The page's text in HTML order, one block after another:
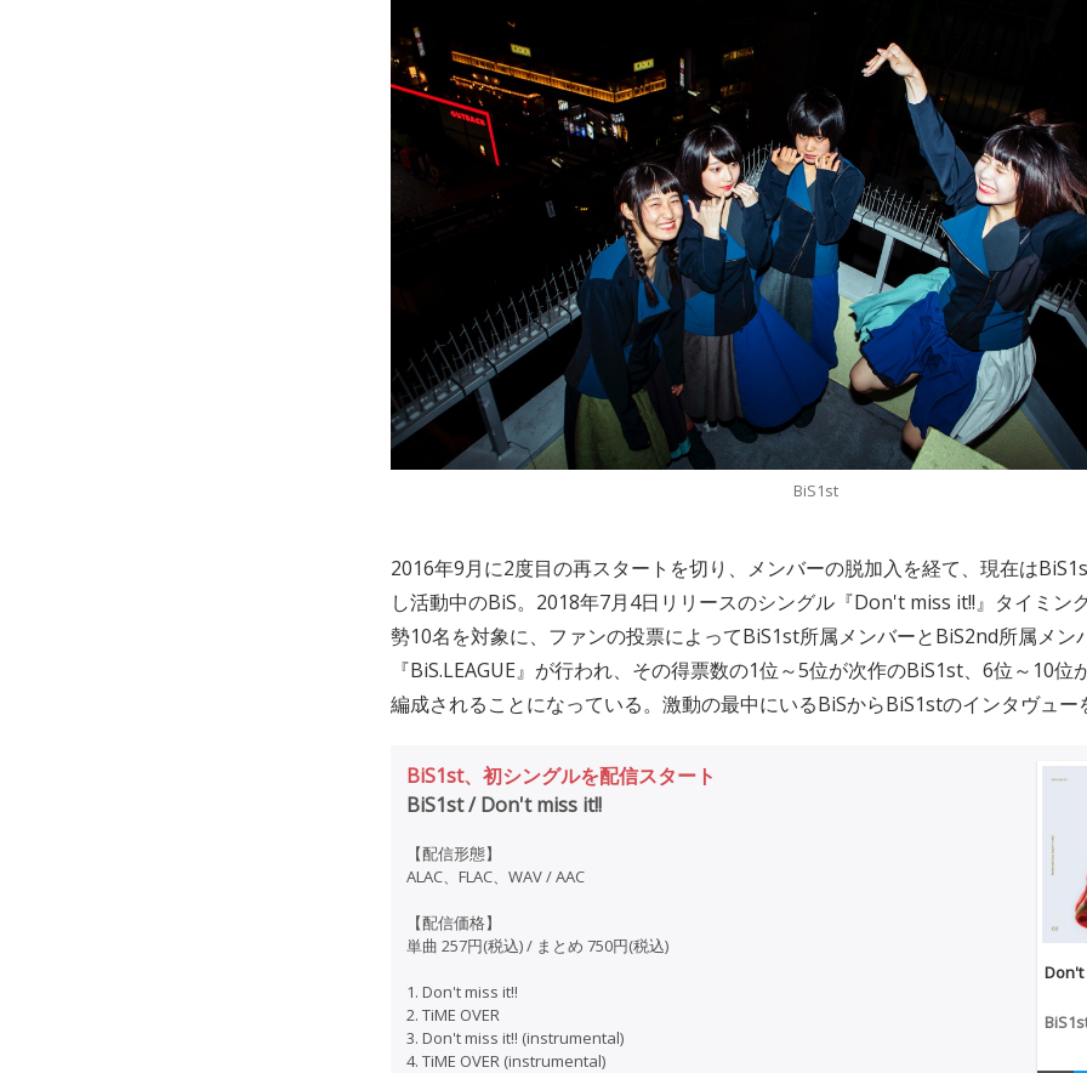
BiS1st
2016年9月に2度目の再スタートを切り、メンバーの脱加入を経て、現在は
し活動中のBiS。2018年7月4日リリースのシングル『Don't miss it!!』タイミン
勢10名を対象に、ファンの投票によってBiS1st所属メンバーとBiS2nd所属メン
『BiS.LEAGUE』が行われ、その得票数の1位～5位が次作のBiS1st、6位～10位
編成されることになっている。激動の最中にいるBiSからBiS1stのインタヴュー
BiS1st、初シングルを配信スタート
Don't
BiS1st / Don't miss it!!
【配信形態】
ALAC、FLAC、WAV / AAC
【配信価格】
単曲 257円(税込) / まとめ 750円(税込)
1. Don't miss it!!
2. TiME OVER
3. Don't miss it!! (instrumental)
4. TiME OVER (instrumental)